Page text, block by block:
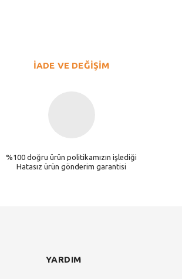
İADE VE DEĞİŞİM
%100 doğru ürün politikamızın işlediği
Hatasız ürün gönderim garantisi
YARDIM